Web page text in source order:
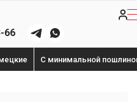
66
С минимальной